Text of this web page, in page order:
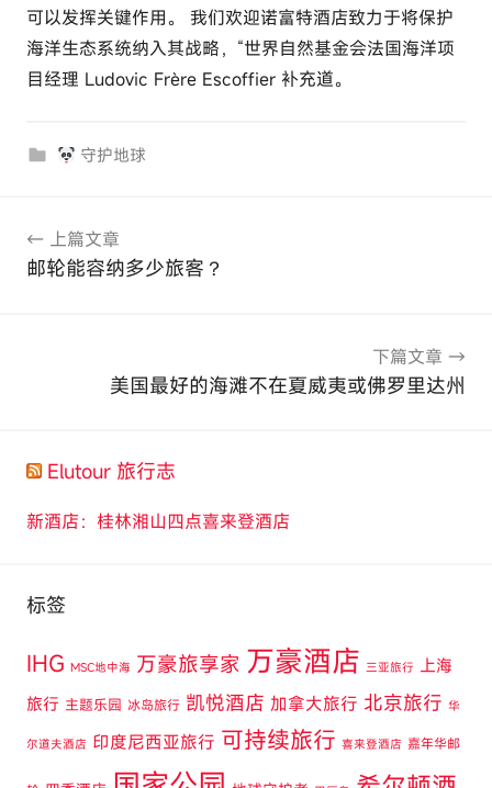
可以发挥关键作用。 我们欢迎诺富特酒店致力于将保护
海洋生态系统纳入其战略，“世界自然基金会法国海洋项
目经理 Ludovic Frère Escoffier 补充道。
守护地球
上篇文章
邮轮能容纳多少旅客？
下篇文章
美国最好的海滩不在夏威夷或佛罗里达州
Elutour 旅行志
新酒店：桂林湘山四点喜来登酒店
标签
IHG MSC地中海 万豪旅享家 万豪酒店 三亚旅行 上海
旅行 主题乐园 冰岛旅行 凯悦酒店 加拿大旅行 北京旅行 华
尔道夫酒店 印度尼西亚旅行 可持续旅行 喜来登酒店 嘉年华邮